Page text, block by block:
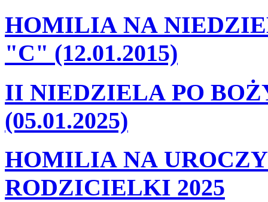
HOMILIA NA
"C" (12.01.2015)
II NIEDZIELA PO
(05.01.2025)
HOMILIA NA
RODZICIELKI 2025